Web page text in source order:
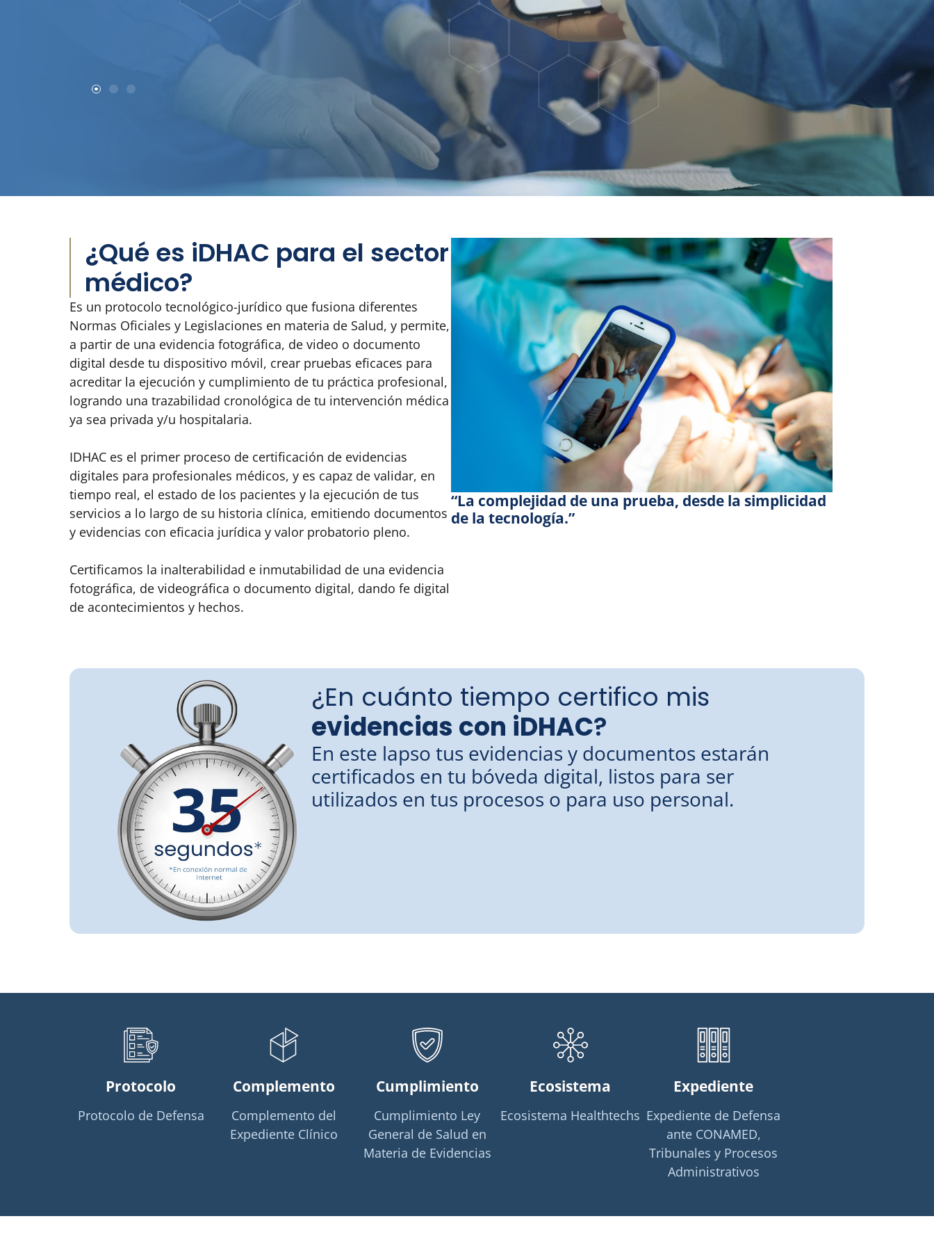
¿Qué es iDHAC para el sector
médico?
Es un protocolo tecnológico-jurídico que fusiona diferentes
Normas Oficiales y Legislaciones en materia de Salud, y permite,
a partir de una evidencia fotográfica, de video o documento
digital desde tu dispositivo móvil, crear pruebas eficaces para
acreditar la ejecución y cumplimiento de tu práctica profesional,
logrando una trazabilidad cronológica de tu intervención médica
ya sea privada y/u hospitalaria.
IDHAC es el primer proceso de certificación de evidencias
digitales para profesionales médicos, y es capaz de validar, en
tiempo real, el estado de los pacientes y la ejecución de tus
servicios a lo largo de su historia clínica, emitiendo documentos
y evidencias con eficacia jurídica y valor probatorio pleno.
Certificamos la inalterabilidad e inmutabilidad de una evidencia
fotográfica, de videográfica o documento digital, dando fe digital
de acontecimientos y hechos.
“La complejidad de una prueba, desde la simplicidad
de la tecnología.”
¿En cuánto tiempo certifico mis
evidencias con iDHAC?
En este lapso tus evidencias y documentos estarán
certificados en tu bóveda digital, listos para ser
utilizados en tus procesos o para uso personal.
Protocolo
Protocolo de Defensa
Complemento
Complemento del
Expediente Clínico
Cumplimiento
Cumplimiento Ley
General de Salud en
Materia de Evidencias
Ecosistema
Ecosistema Healthtechs
Expediente
Expediente de Defensa
ante CONAMED,
Tribunales y Procesos
Administrativos